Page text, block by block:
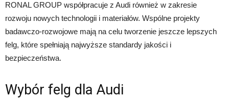
RONAL GROUP współpracuje z Audi również w zakresie
rozwoju nowych technologii i materiałów. Wspólne projekty
badawczo-rozwojowe mają na celu tworzenie jeszcze lepszych
felg, które spełniają najwyższe standardy jakości i
bezpieczeństwa.
Wybór felg dla Audi